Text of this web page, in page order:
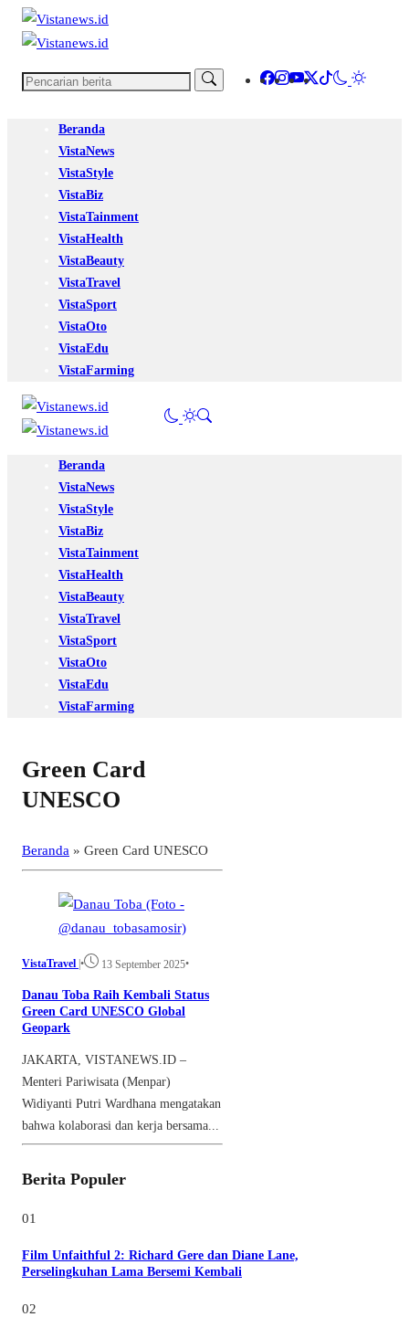
Beranda
VistaNews
VistaStyle
VistaBiz
VistaTainment
VistaHealth
VistaBeauty
VistaTravel
VistaSport
VistaOto
VistaEdu
VistaFarming
Beranda
VistaNews
VistaStyle
VistaBiz
VistaTainment
VistaHealth
VistaBeauty
VistaTravel
VistaSport
VistaOto
VistaEdu
VistaFarming
Green Card
UNESCO
Beranda » Green Card UNESCO
VistaTravel |• 13 September 2025•
Danau Toba Raih Kembali Status
Green Card UNESCO Global
Geopark
JAKARTA, VISTANEWS.ID –
Menteri Pariwisata (Menpar)
Widiyanti Putri Wardhana mengatakan
bahwa kolaborasi dan kerja bersama...
Berita Populer
01
Film Unfaithful 2: Richard Gere dan Diane Lane,
Perselingkuhan Lama Bersemi Kembali
02